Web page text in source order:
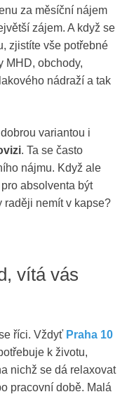
za měsíční nájem
zájem. A když se
zjistíte vše potřebné
MHD, obchody,
nádraží a tak
variantou i
. Ta se často
nájmu. Když ale
absolventa být
raději nemít v kapse?
vítá vás
říci. Vždyť Praha 10
k životu,
nichž se dá relaxovat
pracovní době. Malá